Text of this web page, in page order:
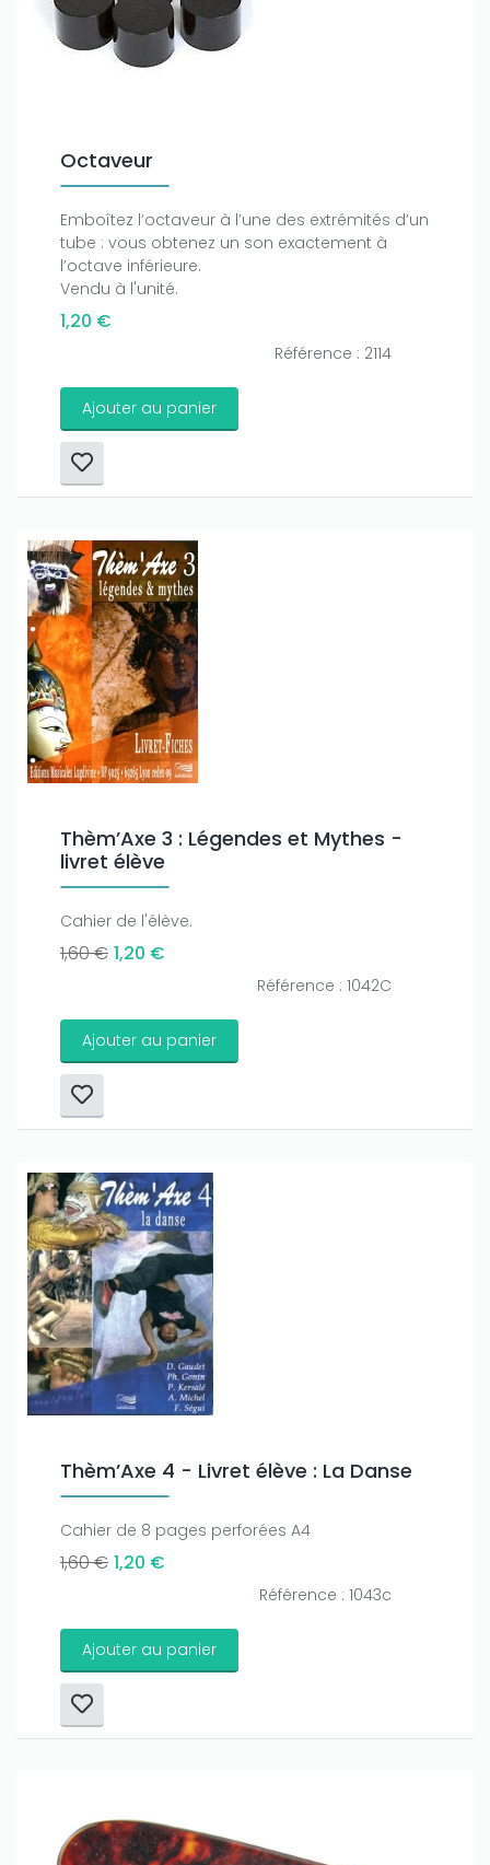
Octaveur
Emboîtez l’octaveur à l’une des extrémités d’un
tube : vous obtenez un son exactement à
l’octave inférieure.
Vendu à l'unité.
1,20 €
Référence : 2114
Ajouter au panier
Thèm’Axe 3 : Légendes et Mythes -
livret élève
Cahier de l'élève.
1,60 € 1,20 €
Référence : 1042C
Ajouter au panier
Thèm’Axe 4 - Livret élève : La Danse
Cahier de 8 pages perforées A4
1,60 € 1,20 €
Référence : 1043c
Ajouter au panier